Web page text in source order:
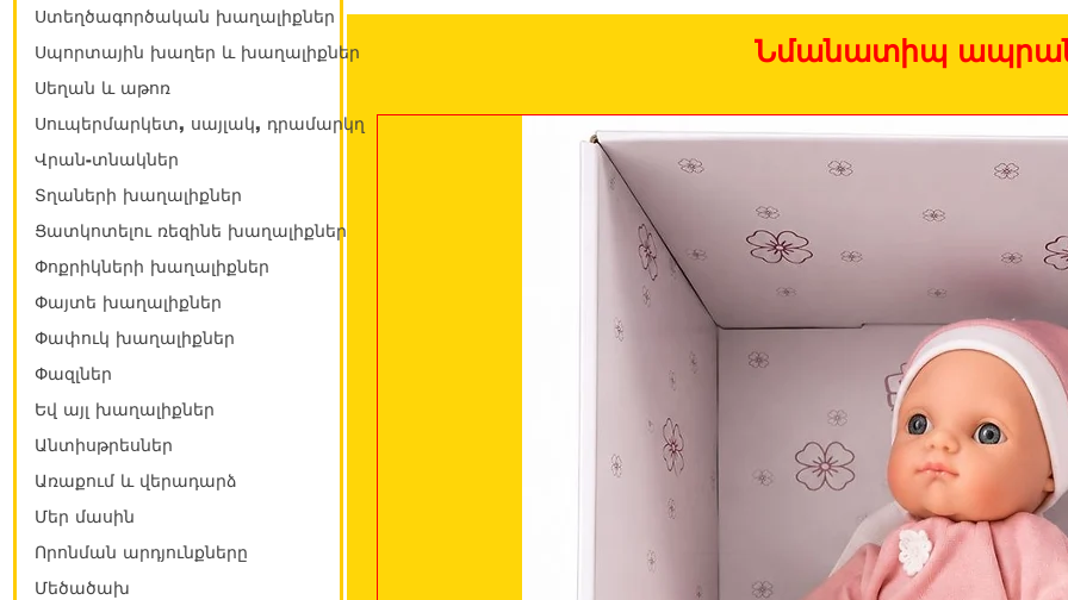
Նմանատիպ
Ստեղծագործական խաղալիքներ
Սպորտային խաղեր և խաղալիքներ
Սեղան և աթոռ
Սուպերմարկետ, սայլակ, դրամարկղ
Վրան-տնակներ
Տղաների խաղալիքներ
Ցատկոտելու ռեզինե խաղալիքներ
Փոքրիկների խաղալիքներ
Փայտե խաղալիքներ
Փափուկ խաղալիքներ
Փազլներ
Եվ այլ խաղալիքներ
Անտիսթրեսներ
Առաքում և վերադարձ
Մեր մասին
Որոնման արդյունքները
Մեծածախ